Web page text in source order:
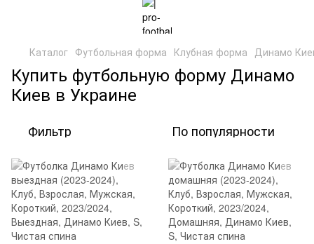
Каталог Футбольная форма Клубная форма Динамо
Купить футбольную форму Динамо
Киев в Украине
Фильтр По популярности